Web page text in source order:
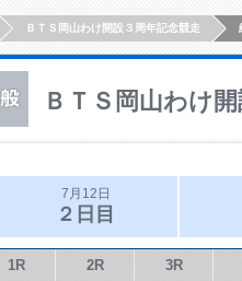
ＢＴＳ岡山わけ開設３周年記念競走
ＢＴＳ岡山わけ
7月12日
２日目
1R 2R 3R